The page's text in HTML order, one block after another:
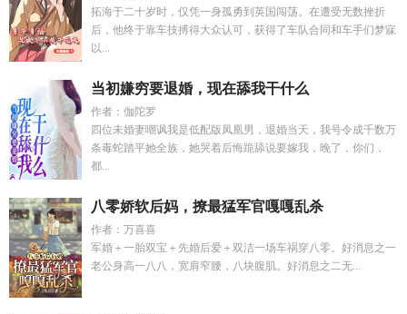
拓海于二十岁时，仅凭一身孤勇到英国闯荡。在遭受无数挫折
后，他终于靠车技搏得大众认可，获得了车队合同和车手们梦寐
以...
当初嫌穷要退婚，现在舔我干什么
作者：伽陀罗
四位未婚妻嘲讽我是低配版凤凰男，退婚当天，我号令成千数万
条毒蛇踏平她全族，她哭着后悔跪舔说要嫁我，晚了，你们，
都...
八零娇软后妈，撩最猛军官嘎嘎乱杀
作者：万喜喜
军婚＋一胎双宝＋先婚后爱＋双洁一场车祸穿八零。好消息之一
老公身高一八八，宽肩窄腰，八块腹肌。好消息之二无...